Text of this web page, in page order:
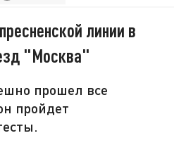
линии в
"Москва"
прошел все
пройдет